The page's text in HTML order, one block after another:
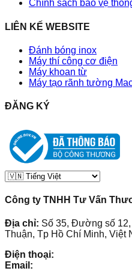
Chính sách bảo vệ
LIÊN KẾ WEBSITE
Đánh bóng inox
Máy thí công cơ điện
Máy khoan từ
Máy tạo rãnh tường
ĐĂNG KÝ
Công ty TNHH Tư Vấn
Địa chỉ: Số 35, Đường số
Thuận, Tp Hồ Chí Minh, Việt
Điện thoại:
Email: